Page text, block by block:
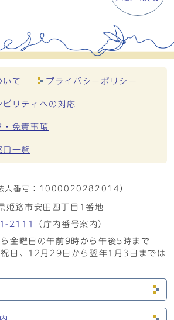
いて プライバシーポリシー
ビリティへの対応
・免責事項
口一覧
人番号： 1000020282014）
路市安田四丁目1番地
2111
（庁内番号案内）
金曜日の午前9時から午後5時まで
祝日、12月29日から翌年1月3日までは